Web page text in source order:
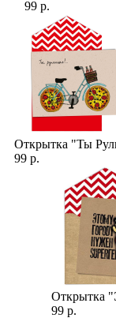
99 р.
Открытка "Ты
99 р.
Открытка
99 р.